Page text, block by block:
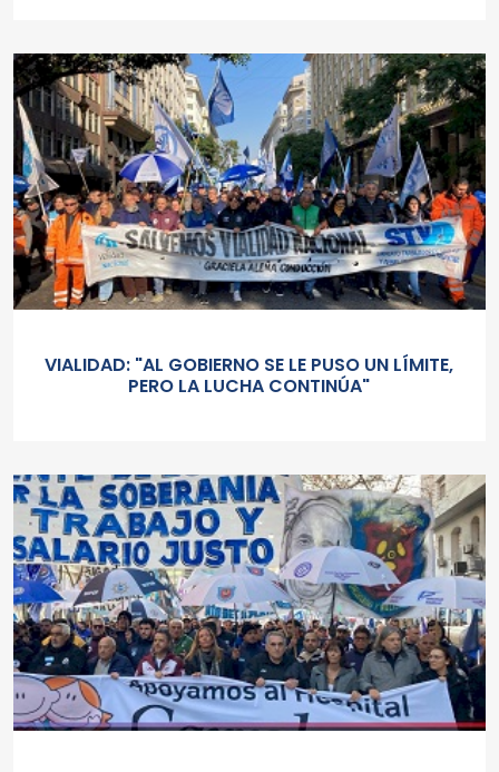
VIALIDAD: "AL GOBIERNO SE LE PUSO UN LÍMITE,
PERO LA LUCHA CONTINÚA"